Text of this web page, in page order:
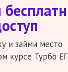
и займи место
курсе Турбо